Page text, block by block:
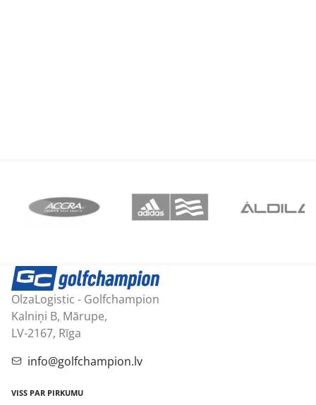
OlzaLogistic - Golfchampion
Kalniņi B, Mārupe,
LV-2167, Rīga
info@golfchampion.lv
VISS PAR PIRKUMU